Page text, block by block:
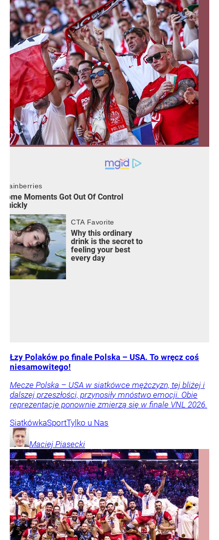
Łzy Polaków po finale Polska – USA. To wręcz coś
niesamowitego!
Mecze Polska – USA w siatkówce mężczyzn, tej bliżej i
dalszej przeszłości, przynosiły mnóstwo emocji. Obie
reprezentacje ponownie zmierzą się w finale VNL 2026.
SiatkówkaSportTylko u Nas
Maciej Piasecki